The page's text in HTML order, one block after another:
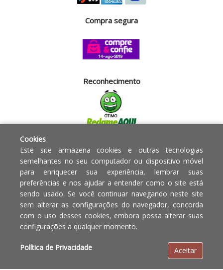
Compra segura
Reconhecimento
Powered by:
Copyright © 2010 - 2017 Razão
social Blumenau - RA OBJETOS PARA
O LAR EIRELI CNPJ -
E loja 33 Asa Sul - Brasília-DF - CEP:
Em caso de divergência de
preços, o valor válido é o do
Cookies
Este site armazena cookies e outras tecnologias
semelhantes no seu computador ou dispositivo móvel
para enriquecer sua experiência, lembrar suas
preferências e nos ajudar a entender como o site está
sendo usado. Se você continuar navegando neste site
sem alterar as configurações do navegador, concorda
com o uso desses cookies, embora possa alterar suas
configurações a qualquer momento.
Política de Privacidade Aceitar